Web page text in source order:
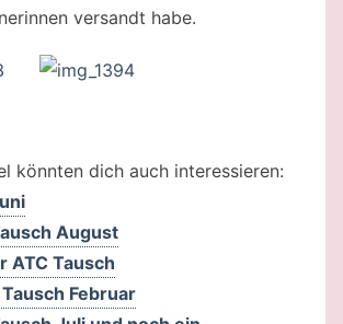
versandt habe.
könnten dich auch interessieren:
August
ATC Tausch
Tausch Februar